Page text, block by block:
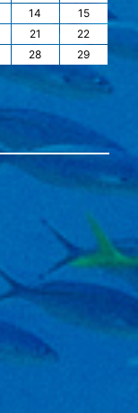
14
15
21
22
28
29